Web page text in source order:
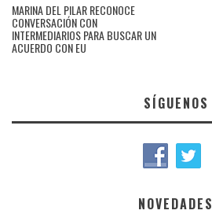
MARINA DEL PILAR RECONOCE
CONVERSACIÓN CON
INTERMEDIARIOS PARA BUSCAR UN
ACUERDO CON EU
SÍGUENOS
NOVEDADES